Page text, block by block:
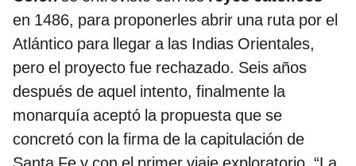
en 1486, para proponerles abrir una ruta por el
Atlántico para llegar a las Indias Orientales,
pero el proyecto fue rechazado. Seis años
después de aquel intento, finalmente la
monarquía aceptó la propuesta que se
concretó con la firma de la capitulación de